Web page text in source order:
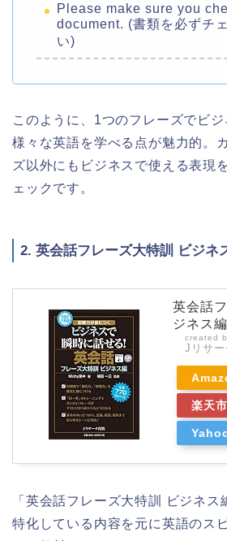
Please make sure you
document. (書類を必ずチ
い)
このように、1つのフレーズでビ
様々な英語を学べる点が魅力的。
ズ以外にもビジネスで使える表現
ェックです。
2. 英会話フレーズ大特訓 ビジネ
英会話
ジネス編
created
Jリサー
楽天
「英会話フレーズ大特訓 ビジネス
特化している内容を元に英語のス